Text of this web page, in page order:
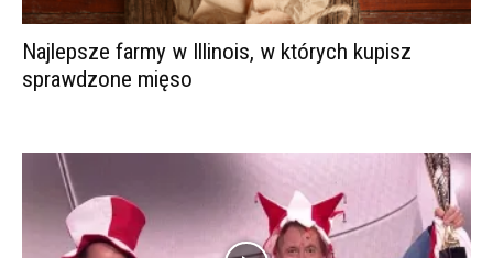
Najlepsze farmy w Illinois, w których kupisz
sprawdzone mięso